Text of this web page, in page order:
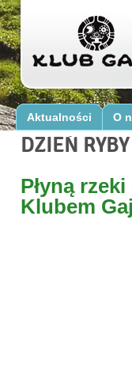
Aktualności O
DZIEŃ
Płyną
Klubem